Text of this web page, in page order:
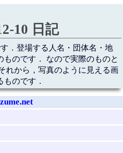
10 日記
．登場する人名・団体名・地
のです． なので実際のものと
れから，写真のように見える画
のです．